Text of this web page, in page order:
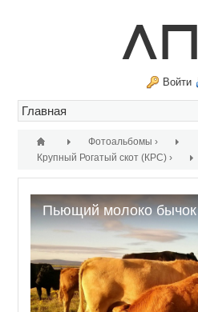
Войти
Фотоальбомы ›
Крупный Рогатый скот (КРС) ›
Пьющий молоко бычок